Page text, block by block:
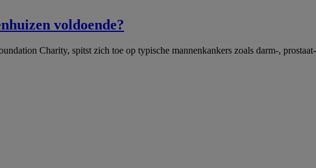
voldoende?
Charity, spitst zich toe op typische mannenkankers zoals darm-,